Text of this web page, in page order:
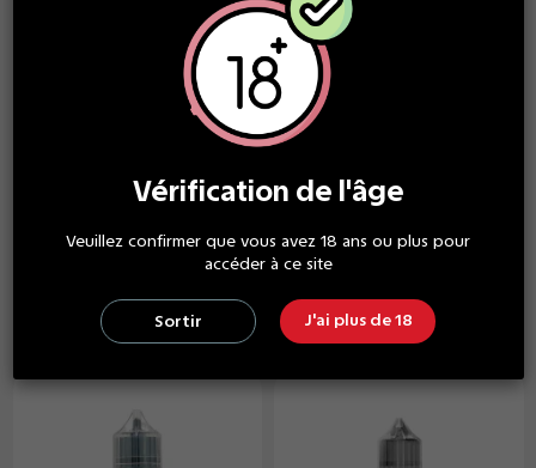
Green Devil 90ml - Avap
Sunny Devil 90ml - Avap
de
Vérification de l'âge
Veuillez confirmer que vous avez 18 ans ou plus pour
accéder à ce site
Sortir J'ai plus de 18